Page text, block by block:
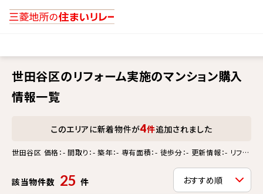
世田谷区のリフォーム実施のマンション購入
情報一覧
このエリアに新着物件が4件追加されました
世田谷区 価格：- 間取り：- 築年：- 専有面積：- 徒歩分：- 更新情報：- リフォ
該当物件数 25 件